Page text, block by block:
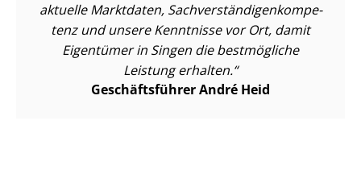
aktuelle Marktdaten, Sach­ver­stän­di­gen­kom­pe­
tenz und unsere Kenntnisse vor Ort, damit
Eigentümer in Singen die bestmögliche
Leistung erhalten.
Geschäftsführer André Heid